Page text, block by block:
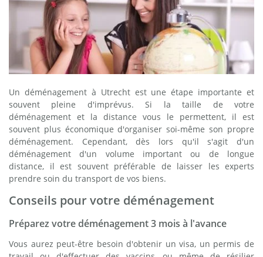
Un déménagement à Utrecht est une étape importante et
souvent pleine d'imprévus. Si la taille de votre
déménagement et la distance vous le permettent, il est
souvent plus économique d'organiser soi-même son propre
déménagement. Cependant, dès lors qu'il s'agit d'un
déménagement d'un volume important ou de longue
distance, il est souvent préférable de laisser les experts
prendre soin du transport de vos biens.
Conseils pour votre déménagement
Préparez votre déménagement 3 mois à l'avance
Vous aurez peut-être besoin d'obtenir un visa, un permis de